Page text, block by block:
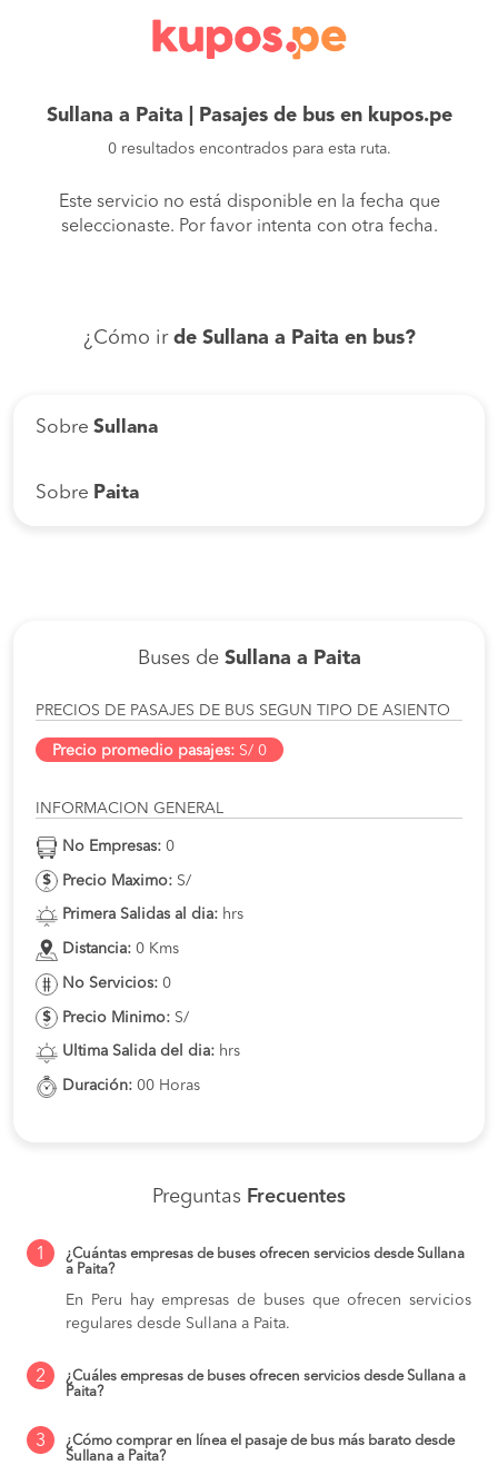
Sullana a Paita | Pasajes de bus en kupos.pe
0 resultados encontrados para esta ruta.
Este servicio no está disponible en la fecha que
seleccionaste. Por favor intenta con otra fecha.
¿Cómo ir de Sullana a Paita en bus?
Sobre Sullana
Sobre Paita
Buses de Sullana a Paita
PRECIOS DE PASAJES DE BUS SEGUN TIPO DE ASIENTO
Precio promedio pasajes: S/ 0
INFORMACION GENERAL
No Empresas: 0
Precio Maximo: S/
Primera Salidas al dia: hrs
Distancia: 0 Kms
No Servicios: 0
Precio Minimo: S/
Ultima Salida del dia: hrs
Duración: 00 Horas
Preguntas Frecuentes
1
¿Cuántas empresas de buses ofrecen servicios desde Sullana
a Paita?
En Peru hay empresas de buses que ofrecen servicios
regulares desde Sullana a Paita.
2
¿Cuáles empresas de buses ofrecen servicios desde Sullana a
Paita?
3
¿Cómo comprar en línea el pasaje de bus más barato desde
Sullana a Paita?